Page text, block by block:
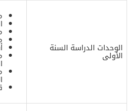
الوحدات الدراسة السنة
الأولى